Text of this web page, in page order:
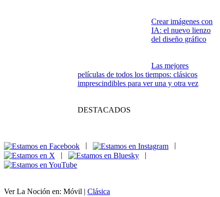
Crear imágenes con
IA: el nuevo lienzo
del diseño gráfico
Las mejores
películas de todos los tiempos: clásicos
imprescindibles para ver una y otra vez
DESTACADOS
|
|
|
|
Ver La Noción en: Móvil | Clásica